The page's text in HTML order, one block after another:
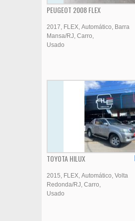
PEUGEOT 2008 FLEX
2017 FLEX Automático
Barra
Mansa/RJ Carro
Usado
TOYOTA HILUX
2015 FLEX Automático Volta
Redonda/RJ Carro
Usado